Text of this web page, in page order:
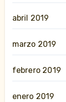
abril 2019
marzo 2019
febrero 2019
enero 2019